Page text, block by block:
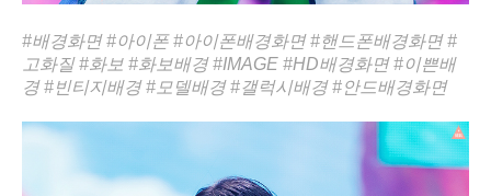
#배경화면 #아이폰 #아이폰배경화면 #핸드폰배경화면 #
고화질 #화보 #화보배경 #IMAGE #HD배경화면 #이쁜배
경 #빈티지배경 #모델배경 #갤럭시배경 #안드배경화면